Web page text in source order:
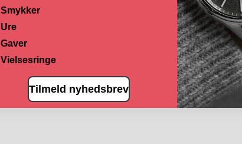
Smykker
Ure
Gaver
Vielsesringe
Tilmeld nyhedsbrev